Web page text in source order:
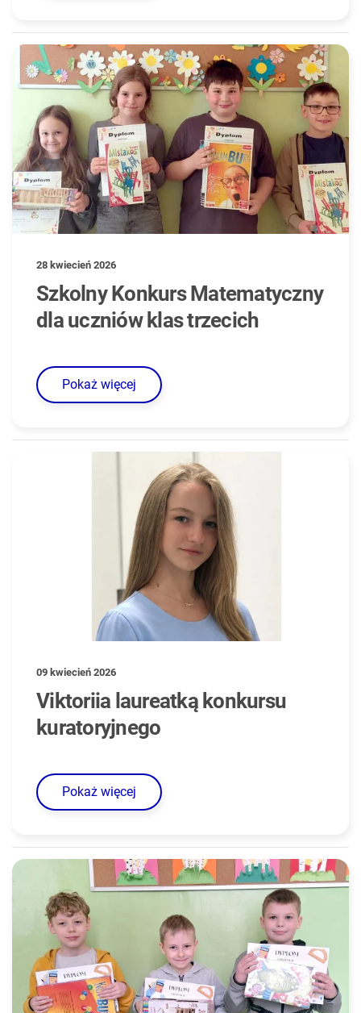
28 kwiecień 2026
Szkolny Konkurs Matematyczny
dla uczniów klas trzecich
Pokaż więcej
09 kwiecień 2026
Viktoriia laureatką konkursu
kuratoryjnego
Pokaż więcej